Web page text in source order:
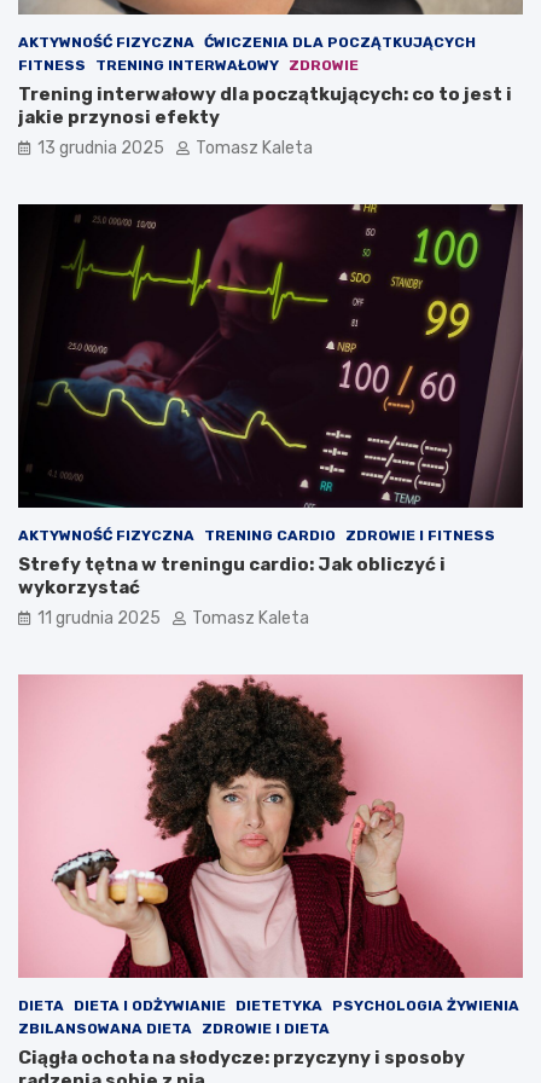
n
i
o
w
ą
AKTYWNOŚĆ FIZYCZNA ĆWICZENIA DLA POCZĄTKUJĄCYCH
FITNESS
TRENING INTERWAŁOWY ZDROWIE
Trening interwałowy dla początkujących: co to jest i
jakie przynosi efekty
13 grudnia 2025 Tomasz Kaleta
AKTYWNOŚĆ FIZYCZNA TRENING CARDIO ZDROWIE I FITNESS
Strefy tętna w treningu cardio: Jak obliczyć i
wykorzystać
11 grudnia 2025 Tomasz Kaleta
DIETA DIETA I ODŻYWIANIE DIETETYKA
PSYCHOLOGIA ŻYWIENIA
ZBILANSOWANA DIETA
ZDROWIE I DIETA
Ciągła ochota na słodycze: przyczyny i sposoby